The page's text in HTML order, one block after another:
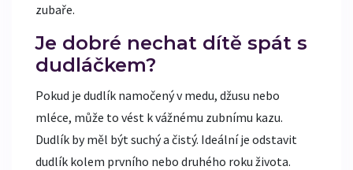
zubaře.
Je dobré nechat dítě spát s
dudláčkem?
Pokud je dudlík namočený v medu, džusu nebo
mléce, může to vést k vážnému zubnímu kazu.
Dudlík by měl být suchý a čistý. Ideální je odstavit
dudlík kolem prvního nebo druhého roku života.